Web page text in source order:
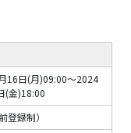
16日(月)09:00～2024
(金)18:00
登録制）​